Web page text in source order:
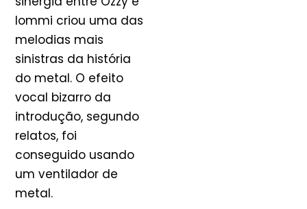
Iommi criou uma das
melodias mais
sinistras da história
do metal. O efeito
vocal bizarro da
introdução, segundo
relatos, foi
conseguido usando
um ventilador de
metal.